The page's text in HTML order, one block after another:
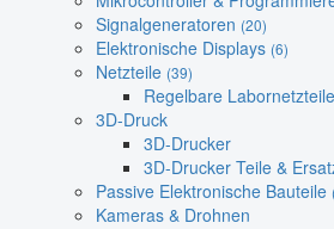
Signalgeneratoren (20)
Elektronische Displays (6)
Netzteile (39)
Regelbare Labornetzteile
3D-Druck
3D-Drucker
3D-Drucker Teile &
Passive Elektronische Bauteile
Kameras & Drohnen